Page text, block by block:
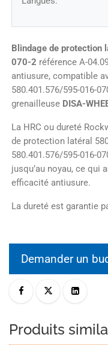
Blindage de
070-2 référence A-
antiusure, compatible
580.401.576/595-016-
grenailleuse DISA-
La HRC ou dureté
de protection latéral
580.401.576/595-016-
jusqu’au noyau, ce qui
efficacité antiusure.
La dureté est garantie
Demander un
Produits